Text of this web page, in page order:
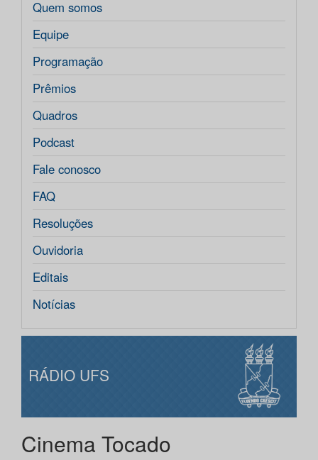
Quem somos
Equipe
Programação
Prêmios
Quadros
Podcast
Fale conosco
FAQ
Resoluções
Ouvidoria
Editais
Notícias
RÁDIO UFS
Cinema Tocado